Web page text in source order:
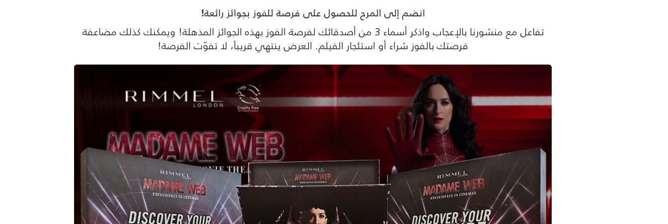
انضم إلى المرح للحصول على فرصة للفوز بجوائز رائعة!
تفاعل مع منشورنا بالإعجاب واذكر أسماء 3 من أصدقائك لفرصة الفوز بهذه الجوائز المذهلة! ويمكنك كذلك مضاعفة
فرصتك بالفوز شراء أو استئجار الفيلم. العرض ينتهي قريباً، لا تفوّت الفرصة!